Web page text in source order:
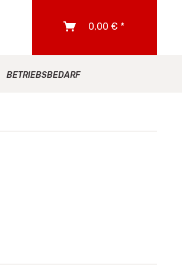
0,00 € *
BETRIEBSBEDARF